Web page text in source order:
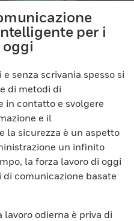
per i
senza scrivania spesso si
di metodi di
in contatto e svolgere
e il
la sicurezza è un aspetto
un infinito
la forza lavoro di oggi
comunicazione basate
lavoro odierna è priva di